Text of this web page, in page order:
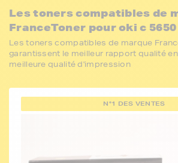
Les toners compatibles de
FranceToner pour oki c 5650
Les toners compatibles de marque
garantissent le meilleur rapport qualité
meilleure qualité d'impression
N°1 DES VENTES